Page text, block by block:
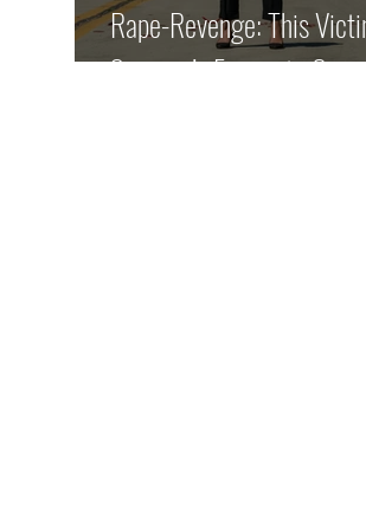
Rape-Revenge: This
Survivor’s Favourite